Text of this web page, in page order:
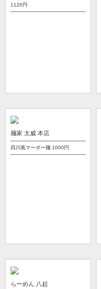
1120円
麺家 太威 本店
四川風マーボー麺 1000円
らーめん 八起